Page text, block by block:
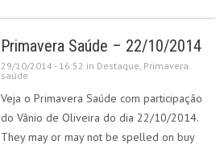
Primavera Saúde – 22/10/2014
29/10/2014 - 16:52 in Destaque Primavera
saúde
Veja o Primavera Saúde com participação
do Vânio de Oliveira do dia 22/10/2014.
They may or may not be spelled on buy